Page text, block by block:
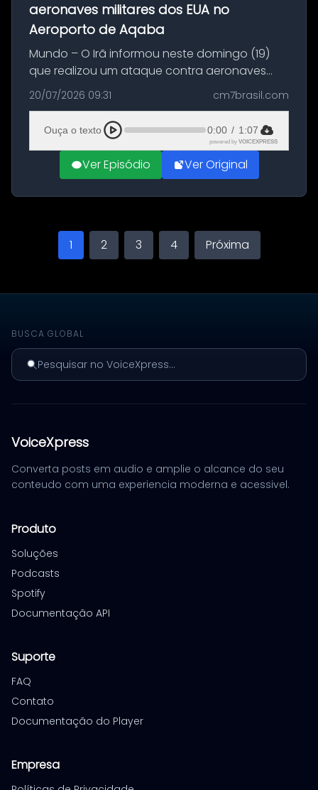
aeronaves militares dos EUA no
Aeroporto de Aqaba
Mundo – O Irã informou neste domingo (19)
que realizou um ataque contra aeronaves
militares dos Estados Unidos estacionadas no
Aeroporto de Aqaba, na Jordânia, durante a
21ª fase da Operação Nasr 2. A...
20/07/2026 09:31 cm7brasil.com
Ouça o texto 0:00 / 1:07
powered by VOICEXPRESS
Ver Episódio Ver Original
1 2 3 4 Próxima
BUSCA GLOBAL
Pesquisar no VoiceXpress...
VoiceXpress
Converta posts em audio e amplie o alcance do seu
conteudo com uma experiencia moderna e acessivel.
Produto
Soluções
Podcasts
Spotify
Documentação API
Suporte
FAQ
Contato
Documentação do Player
Empresa